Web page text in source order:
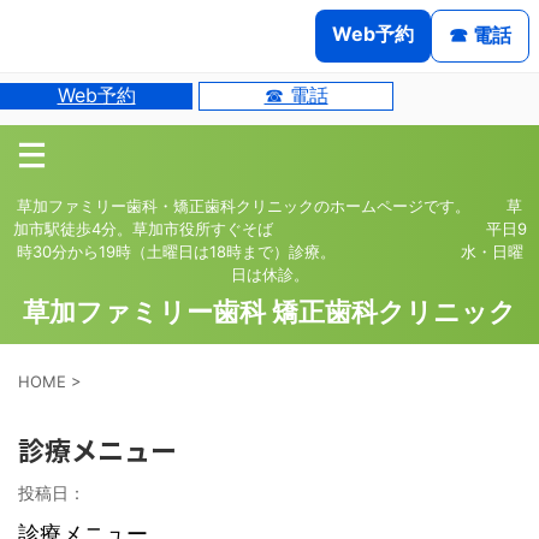
Web予約 ☎ 電話
Web予約 ☎ 電話
草加ファミリー歯科・矯正歯科クリニックのホームページです。 草
加市駅徒歩4分。草加市役所すぐそば 平日9
時30分から19時（土曜日は18時まで）診療。 水・日曜
日は休診。
草加ファミリー歯科 矯正歯科クリニック
HOME >
診療メニュー
投稿日：
診療メニュー